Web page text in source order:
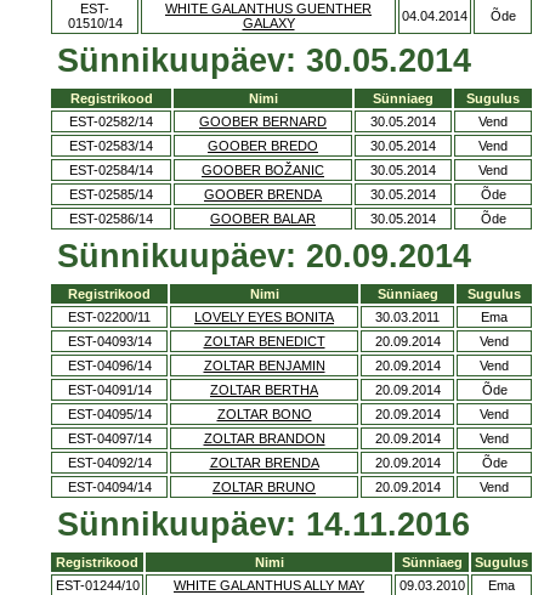
EST-
01510/14
WHITE GALANTHUS GUENTHER
GALAXY
04.04.2014 Õde
Sünnikuupäev: 30.05.2014
Registrikood Nimi Sünniaeg
Sugulus
EST-02582/14
GOOBER BERNARD 30.05.2014
Vend
EST-02583/14
GOOBER BREDO 30.05.2014
Vend
EST-02584/14
GOOBER BOŽANIC 30.05.2014
Vend
EST-02585/14
GOOBER BRENDA 30.05.2014
Õde
EST-02586/14
GOOBER BALAR 30.05.2014 Õde
Sünnikuupäev: 20.09.2014
Registrikood Nimi Sünniaeg
Sugulus
EST-02200/11
LOVELY EYES BONITA 30.03.2011
Ema
EST-04093/14
ZOLTAR BENEDICT 20.09.2014
Vend
EST-04096/14
ZOLTAR BENJAMIN 20.09.2014
Vend
EST-04091/14
ZOLTAR BERTHA 20.09.2014
Õde
EST-04095/14
ZOLTAR BONO 20.09.2014
Vend
EST-04097/14
ZOLTAR BRANDON 20.09.2014
Vend
EST-04092/14
ZOLTAR BRENDA 20.09.2014
Õde
EST-04094/14
ZOLTAR BRUNO 20.09.2014 Vend
Sünnikuupäev: 14.11.2016
Registrikood Nimi Sünniaeg
Sugulus
EST-01244/10
WHITE GALANTHUS ALLY MAY 09.03.2010 Ema